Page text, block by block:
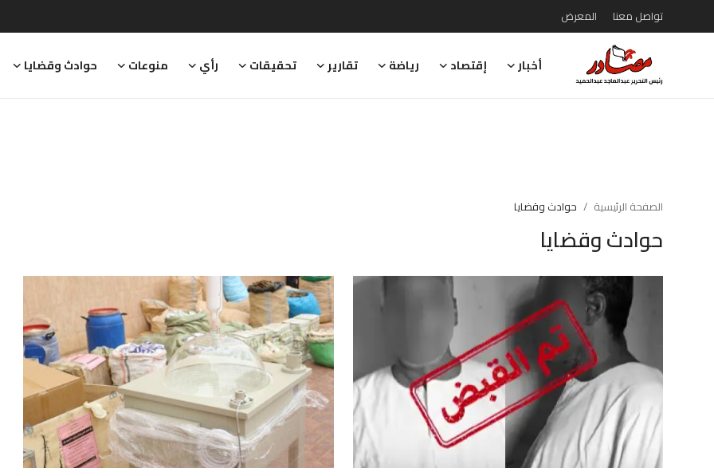
تواصل معنا المعرض
أخبار إقتصاد رياضة تقارير تحقيقات رأي منوعات حوادث وقضايا
حوادث وقضايا
الصفحة الرئيسية حوادث وقضايا
حوادث وقضايا